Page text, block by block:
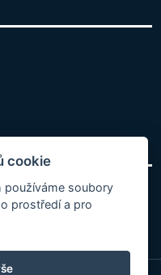
cookie
používáme soubory
prostředí a pro